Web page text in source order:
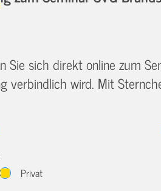
Sie sich direkt online zum
verbindlich wird. Mit
Privat